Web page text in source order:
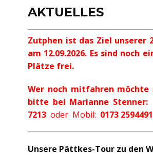
AKTUELLES
Zutphen ist das Ziel unserer
am 12.09.2026. Es sind noch
Plätze frei.
Wer noch mitfahren möchte
bitte bei Marianne Stenner:
7213 oder Mobil: 0173 2594491
Unsere Pättkes-Tour zu den